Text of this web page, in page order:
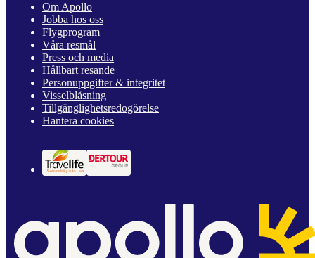
Om Apollo
Jobba hos oss
Flygprogram
Våra resmål
Press och media
Hållbart resande
Personuppgifter & integritet
Visselblåsning
Tillgänglighetsredogörelse
Hantera cookies